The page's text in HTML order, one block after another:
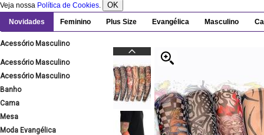
Veja nossa Política de Cookies. OK
Novidades Feminino Plus Size Evangélica Masculino
Acessório Masculino
Acessório Masculino
Acessório Masculino
Banho
Cama
Mesa
Moda Evangélica